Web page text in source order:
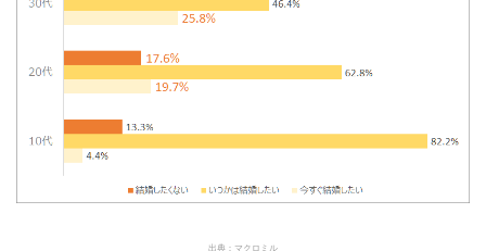
出典：マクロミル